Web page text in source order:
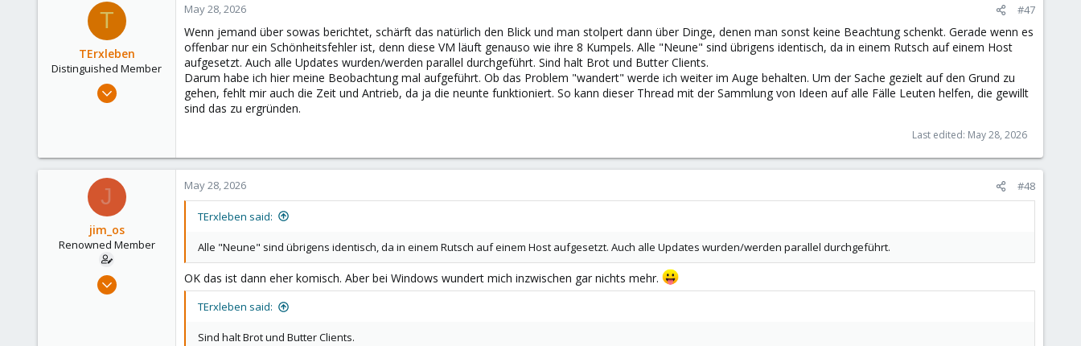
T
TErxleben
Distinguished Member
Oct 20, 2008
Hamburg
May 28, 2026 #47
Wenn jemand über sowas berichtet, schärft das natürlich den Blick und man stolpert dann über Dinge, denen man sonst keine Beachtung schenkt. Gerade wenn es
offenbar nur ein Schönheitsfehler ist, denn diese VM läuft genauso wie ihre 8 Kumpels. Alle "Neune" sind übrigens identisch, da in einem Rutsch auf einem Host
aufgesetzt. Auch alle Updates wurden/werden parallel durchgeführt. Sind halt Brot und Butter Clients.
Darum habe ich hier meine Beobachtung mal aufgeführt. Ob das Problem "wandert" werde ich weiter im Auge behalten. Um der Sache gezielt auf den Grund zu
gehen, fehlt mir auch die Zeit und Antrieb, da ja die neunte funktioniert. So kann dieser Thread mit der Sammlung von Ideen auf alle Fälle Leuten helfen, die gewillt
sind das zu ergründen.
Last edited: May 28, 2026
J
jim_os
Renowned Member
Oct 8, 2022
May 28, 2026 #48
TErxleben said:
Alle "Neune" sind übrigens identisch, da in einem Rutsch auf einem Host aufgesetzt. Auch alle Updates wurden/werden parallel durchgeführt.
OK das ist dann eher komisch. Aber bei Windows wundert mich inzwischen gar nichts mehr.
TErxleben said:
Sind halt Brot und Butter Clients.